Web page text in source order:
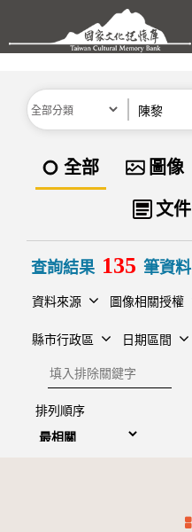
跳到主要內容區塊
分類
全部 圖像
文件
查詢結果 135 筆資料
資料來源 圖像相關授權
縣市行政區 日期區間
排除關鍵字
排列順序